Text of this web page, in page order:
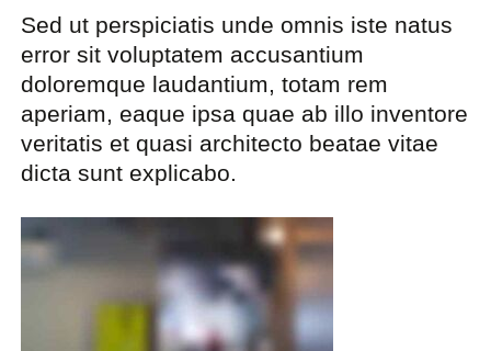
Sed ut perspiciatis unde omnis iste natus
error sit voluptatem accusantium
doloremque laudantium, totam rem
aperiam, eaque ipsa quae ab illo inventore
veritatis et quasi architecto beatae vitae
dicta sunt explicabo.